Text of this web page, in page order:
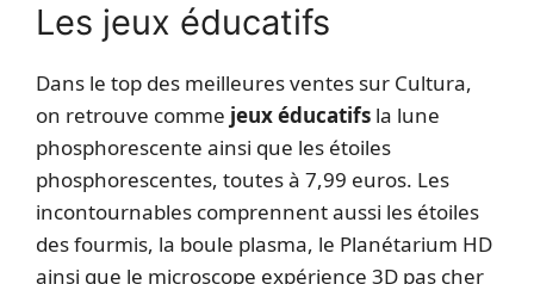
Les jeux éducatifs
Dans le top des meilleures ventes sur Cultura,
on retrouve comme jeux éducatifs la lune
phosphorescente ainsi que les étoiles
phosphorescentes, toutes à 7,99 euros. Les
incontournables comprennent aussi les étoiles
des fourmis, la boule plasma, le Planétarium HD
ainsi que le microscope expérience 3D pas cher